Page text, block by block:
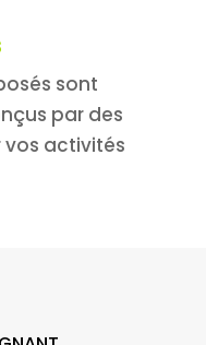
sont
par des
vos activités